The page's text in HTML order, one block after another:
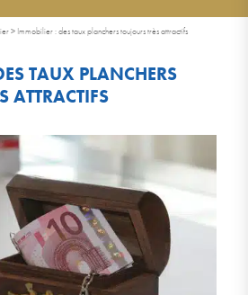
> Immobilier : des taux planchers toujours très attractifs
TAUX PLANCHERS
ATTRACTIFS